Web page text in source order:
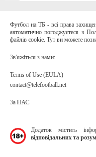
Футбол на ТБ - всі права
автоматично погоджуєтеся з
файлів cookie. Тут ви можете
Зв'яжіться з нами:
Terms of Use (EULA)
contact@telefootball.net
За НАС
Додаток містить
відповідальних та